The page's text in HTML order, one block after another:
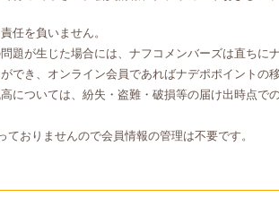
任を負いません。
が生じた場合には、ナフコメンバーズは直ちに
き、オンライン会員であればナデポポイントの
ついては、紛失・盗難・破損等の届け出時点で
おりませんので会員情報の管理は不要です。